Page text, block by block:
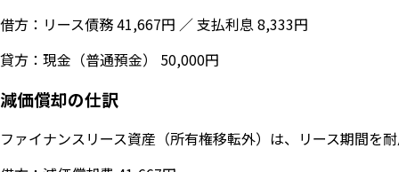
借方：リース債務 41,667円 ／ 支払利息 8,333円
貸方：現金（普通預金） 50,000円
減価償却の仕訳
ファイナンスリース資産（所有権移転外）は、リース期間を